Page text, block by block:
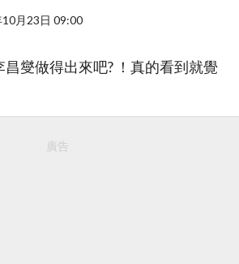
月23日 09:00
燮做得出來吧? ！真的看到就覺
廣告